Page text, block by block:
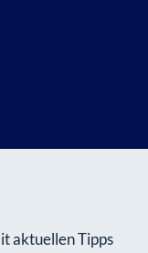
aktuellen Tipps